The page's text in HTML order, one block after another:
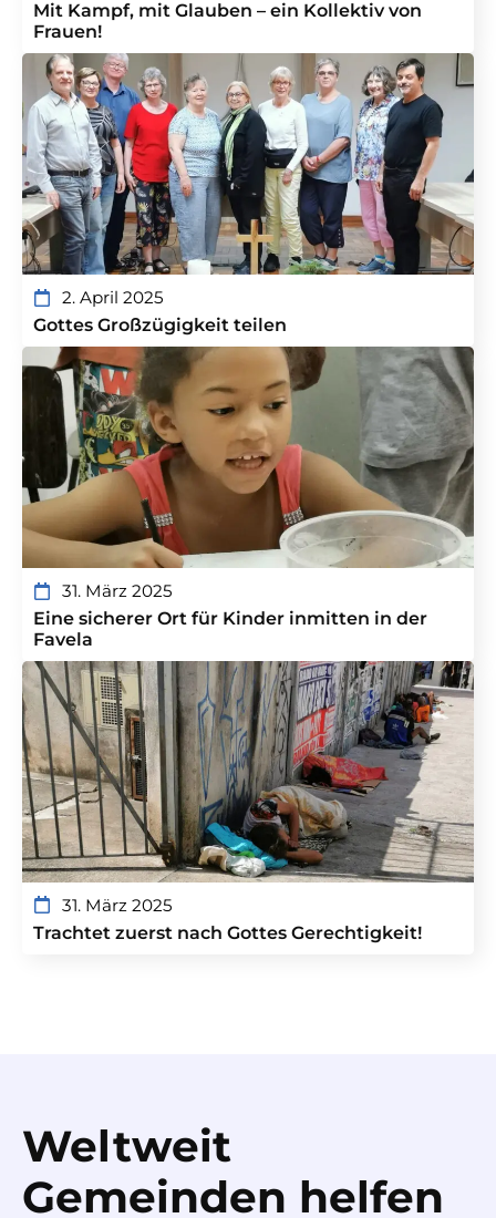
Mit Kampf, mit Glauben – ein Kollektiv von
Frauen!
2. April 2025
Gottes Großzügigkeit teilen
31. März 2025
Eine sicherer Ort für Kinder inmitten in der
Favela
31. März 2025
Trachtet zuerst nach Gottes Gerechtigkeit!
Weltweit
Gemeinden helfen